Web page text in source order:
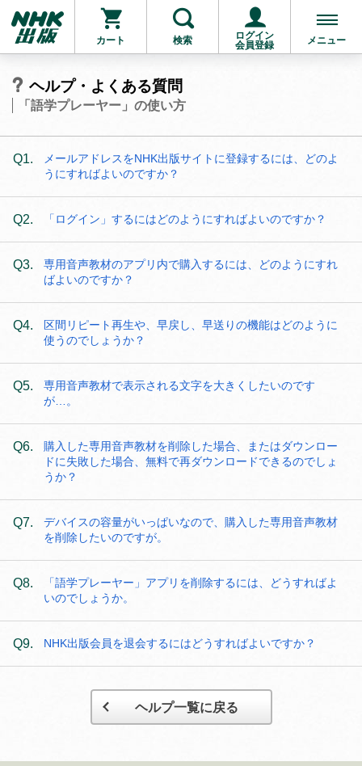
カート 検索
ログイン
会員登録
メニュー
ヘルプ・よくある質問
「語学プレーヤー」の使い方
Q1.
メールアドレスをNHK出版サイトに登録するには、どのよ
うにすればよいのですか？
Q2. 「ログイン」するにはどのようにすればよいのですか？
Q3.
専用音声教材のアプリ内で購入するには、どのようにすれ
ばよいのですか？
Q4.
区間リピート再生や、早戻し、早送りの機能はどのように
使うのでしょうか？
Q5.
専用音声教材で表示される文字を大きくしたいのです
が…。
Q6.
購入した専用音声教材を削除した場合、またはダウンロー
ドに失敗した場合、無料で再ダウンロードできるのでしょ
うか？
Q7.
デバイスの容量がいっぱいなので、購入した専用音声教材
を削除したいのですが。
Q8.
「語学プレーヤー」アプリを削除するには、どうすればよ
いのでしょうか。
Q9. NHK出版会員を退会するにはどうすればよいですか？
ヘルプ一覧に戻る